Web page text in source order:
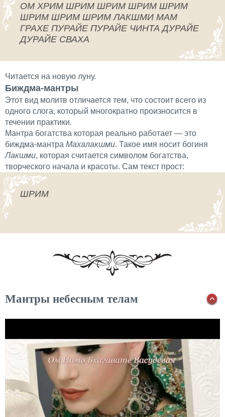
ОМ ХРИМ ШРИМ ШРИМ ШРИМ ШРИМ
ШРИМ ШРИМ ШРИМ ЛАКШМИ МАМ
ГРАХЕ ПУРАЙЕ ПУРАЙЕ ЧИНТА ДУРАЙЕ
ДУРАЙЕ СВАХА
Читается на новую луну.
Биждма-мантры
Этот вид молитв отличается тем, что состоит всего из
одного слога, который многократно произносится в
течении практики.
Мантра богатства которая реально работает — это
биждма-мантра Махалакшми. Такое имя носит богиня
Лакшми, которая считается символом богатства,
творческого начала и красоты. Сам текст прост:
ШРИМ
Мантры небесным телам